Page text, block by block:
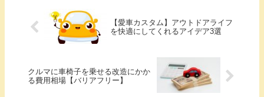
【愛車カスタム】アウトドアライフ
を快適にしてくれるアイデア3選
クルマに車椅子を乗せる改造にかか
る費用相場【バリアフリー】